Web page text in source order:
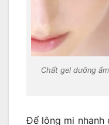
Chất gel dưỡng
Để lông mi nhanh